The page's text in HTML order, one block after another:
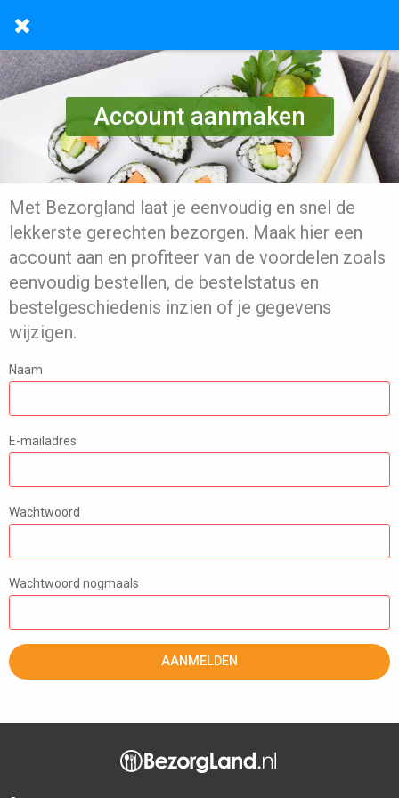
Account aanmaken
Met Bezorgland laat je eenvoudig en snel de
lekkerste gerechten bezorgen. Maak hier een
account aan en profiteer van de voordelen zoals
eenvoudig bestellen, de bestelstatus en
bestelgeschiedenis inzien of je gegevens
wijzigen.
Naam
E-mailadres
Wachtwoord
Wachtwoord nogmaals
AANMELDEN